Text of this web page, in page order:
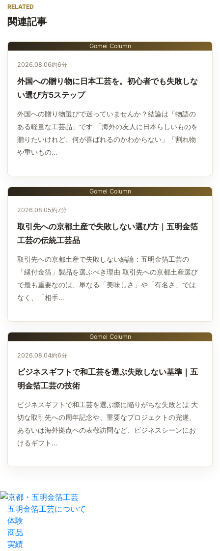
RELATED
関連記事
Gomei Column
2026.08.06約6分
外国への贈り物に日本工芸を。初心者でも失敗しな
い選び方5ステップ
外国への贈り物選びで迷っていませんか？結論は「物語の
ある軽量な工芸品」です 「海外の友人に日本らしいものを
贈りたいけれど、何が喜ばれるのかわからない」「割れ物
や重いもの…
Gomei Column
2026.08.05約7分
取引先への京都土産で失敗しない選び方｜五明金箔
工芸の伝統工芸品
取引先への京都土産で失敗しない結論：五明金箔工芸の
「縁付金箔」製品を選ぶべき理由 取引先への京都土産選び
で最も重要なのは、単なる「美味しさ」や「有名さ」では
なく、「相手…
Gomei Column
2026.08.04約6分
ビジネスギフトで和工芸を選ぶ失敗しない基準｜五
明金箔工芸の技術
ビジネスギフトで和工芸を選ぶ際に陥りがちな失敗とは 大
切な取引先への周年記念や、重要なプロジェクトの完遂、
あるいは海外拠点への表敬訪問など、ビジネスシーンにお
けるギフト…
五明金箔工芸について
体験
商品
実績